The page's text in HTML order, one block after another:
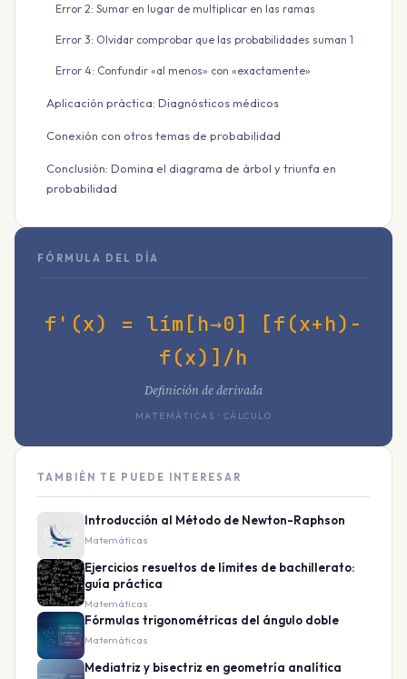
Error 2: Sumar en lugar de multiplicar en las ramas
Error 3: Olvidar comprobar que las probabilidades suman 1
Error 4: Confundir «al menos» con «exactamente»
Aplicación práctica: Diagnósticos médicos
Conexión con otros temas de probabilidad
Conclusión: Domina el diagrama de árbol y triunfa en
probabilidad
FÓRMULA DEL DÍA
f'(x) = lím[h→0] [f(x+h)-
f(x)]/h
Definición de derivada
MATEMÁTICAS · CÁLCULO
TAMBIÉN TE PUEDE INTERESAR
Introducción al Método de Newton-Raphson
Matemáticas
Ejercicios resueltos de límites de bachillerato:
guía práctica
Matemáticas
Fórmulas trigonométricas del ángulo doble
Matemáticas
Mediatriz y bisectriz en geometría analítica